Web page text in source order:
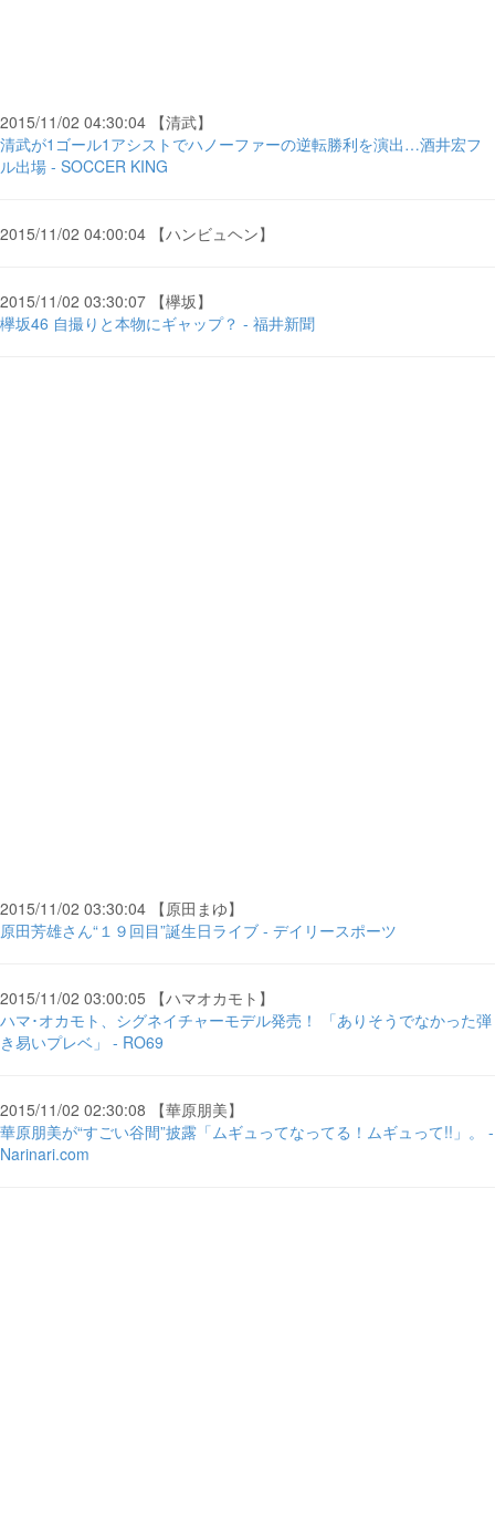
2015/11/02 04:30:04 【清武】
清武が1ゴール1アシストでハノーファーの逆転勝利を演出…酒井宏フ
ル出場 - SOCCER KING
2015/11/02 04:00:04 【ハンビュヘン】
2015/11/02 03:30:07 【欅坂】
欅坂46 自撮りと本物にギャップ？ - 福井新聞
2015/11/02 03:30:04 【原田まゆ】
原田芳雄さん“１９回目”誕生日ライブ - デイリースポーツ
2015/11/02 03:00:05 【ハマオカモト】
ハマ･オカモト、シグネイチャーモデル発売！ 「ありそうでなかった弾
き易いプレベ」 - RO69
2015/11/02 02:30:08 【華原朋美】
華原朋美が“すごい谷間”披露「ムギュってなってる！ムギュって!!」。 -
Narinari.com